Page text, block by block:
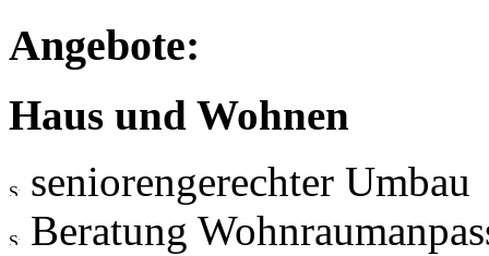
Angebote:
Haus und Wohnen
seniorengerechter Umbau
Beratung